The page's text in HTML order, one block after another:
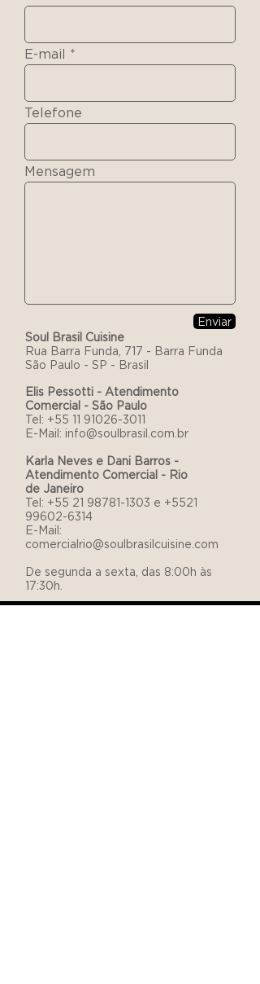
Soul Brasil Cuisine
Rua Barra Funda, 717 - Barra Funda
São Paulo - SP - Brasil
Elis Pessotti - Atendimento
Comercial - São Paulo
Tel: +55 11 91026-3011
E-Mail: info@soulbrasil.com.br
Karla Neves e Dani Barros -
Atendimento Comercial - Rio
de Janeiro
Tel: +55 21 98781-1303 e +5521
99602-6314
E-Mail:
comercialrio@soulbrasilcuisine.com
De segunda a sexta, das 8:00h às
17:30h.
E-mail
Telefone
Mensagem
Enviar